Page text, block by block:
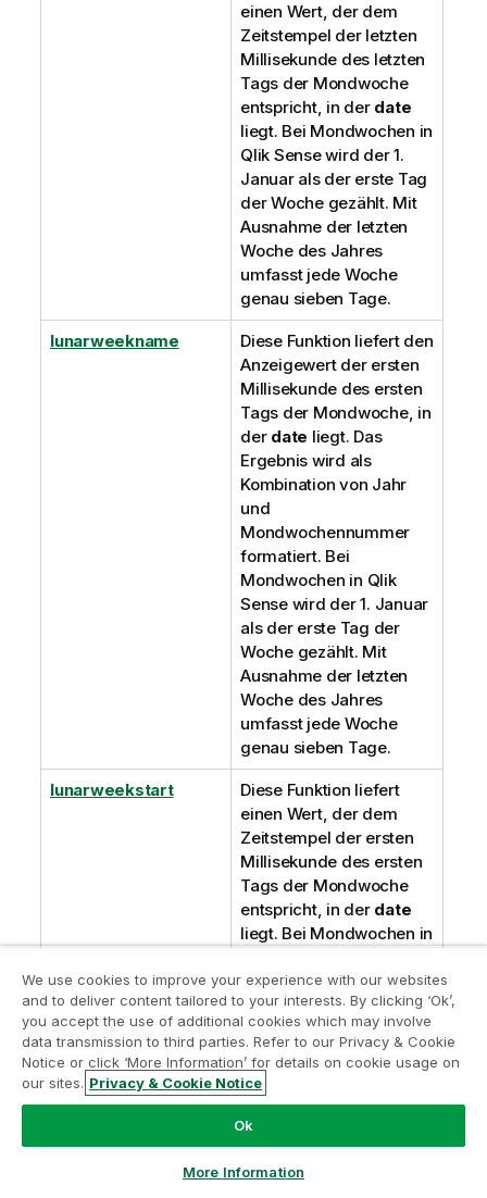
einen Wert, der dem
Zeitstempel der letzten
Millisekunde des letzten
Tags der Mondwoche
entspricht, in der date
liegt. Bei Mondwochen in
Qlik Sensewird der 1.
Januar als der erste Tag
der Woche gezählt. Mit
Ausnahme der letzten
Woche des Jahres
umfasst jede Woche
genau sieben Tage.
lunarweekname
Diese Funktion liefert den
Anzeigewert der ersten
Millisekunde des ersten
Tags der Mondwoche, in
der date liegt. Das
Ergebnis wird als
Kombination von Jahr
und
Mondwochennummer
formatiert. Bei
Mondwochen in Qlik
Sensewird der 1. Januar
als der erste Tag der
Woche gezählt. Mit
Ausnahme der letzten
Woche des Jahres
umfasst jede Woche
genau sieben Tage.
lunarweekstart
Diese Funktion liefert
einen Wert, der dem
Zeitstempel der ersten
Millisekunde des ersten
Tags der Mondwoche
entspricht, in der date
liegt. Bei Mondwochen in
Januar als der erste Tag
der Woche gezählt. Mit
Ausnahme der letzten
Woche des Jahres
umfasst jede Woche
genau sieben Tage.
makedate
Die Funktion liefert ein
Datum bestehend aus
We use cookies to improve your experience with our websites
and to deliver content tailored to your interests. By clicking ‘Ok’,
you accept the use of additional cookies which may involve
data transmission to third parties. Refer to our Privacy & Cookie
Notice or click ‘More Information’ for details on cookie usage on
our sites. Privacy & Cookie Notice
Ok
More Information